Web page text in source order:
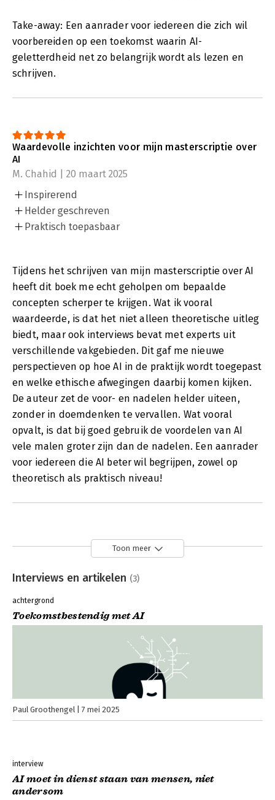
Take-away: Een aanrader voor iedereen die zich wil
voorbereiden op een toekomst waarin AI-
geletterdheid net zo belangrijk wordt als lezen en
schrijven.
Waardevolle inzichten voor mijn masterscriptie over
AI
M. Chahid | 20 maart 2025
Inspirerend
Helder geschreven
Praktisch toepasbaar
Tijdens het schrijven van mijn masterscriptie over AI
heeft dit boek me echt geholpen om bepaalde
concepten scherper te krijgen. Wat ik vooral
waardeerde, is dat het niet alleen theoretische uitleg
biedt, maar ook interviews bevat met experts uit
verschillende vakgebieden. Dit gaf me nieuwe
perspectieven op hoe AI in de praktijk wordt toegepast
en welke ethische afwegingen daarbij komen kijken.
De auteur zet de voor- en nadelen helder uiteen,
zonder in doemdenken te vervallen. Wat vooral
opvalt, is dat bij goed gebruik de voordelen van AI
vele malen groter zijn dan de nadelen. Een aanrader
voor iedereen die AI beter wil begrijpen, zowel op
theoretisch als praktisch niveau!
Toon meer
Interviews en artikelen (3)
achtergrond
Toekomstbestendig met AI
Paul Groothengel 7 mei 2025
interview
AI moet in dienst staan van mensen, niet
andersom